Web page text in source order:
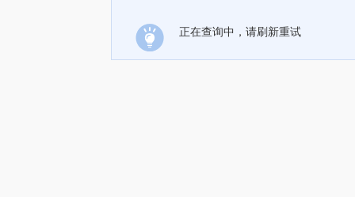
正在查询中，请刷新重试